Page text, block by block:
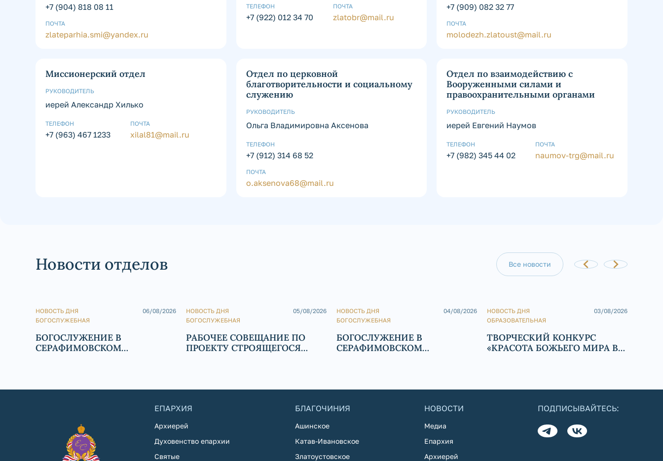
+7 (904) 818 08 11
ПОЧТА
zlateparhia.smi@yandex.ru
ТЕЛЕФОН
+7 (922) 012 34 70
ПОЧТА
zlatobr@mail.ru
+7 (909) 082 32 77
ПОЧТА
molodezh.zlatoust@mail.ru
Миссионерский отдел
РУКОВОДИТЕЛЬ
иерей Александр Хилько
ТЕЛЕФОН
+7 (963) 467 1233
ПОЧТА
xilal81@mail.ru
Отдел по церковной
благотворительности и социальному
служению
РУКОВОДИТЕЛЬ
Ольга Владимировна Аксенова
ТЕЛЕФОН
+7 (912) 314 68 52
ПОЧТА
o.aksenova68@mail.ru
Отдел по взаимодействию с
Вооруженными силами и
правоохранительными органами
РУКОВОДИТЕЛЬ
иерей Евгений Наумов
ТЕЛЕФОН
+7 (982) 345 44 02
ПОЧТА
naumov-trg@mail.ru
Новости отделов Все новости
НОВОСТЬ ДНЯ
БОГОСЛУЖЕБНАЯ
06/08/2026
БОГОСЛУЖЕНИЕ В
СЕРАФИМОВСКОМ
НОВОСТЬ ДНЯ
БОГОСЛУЖЕБНАЯ
05/08/2026
РАБОЧЕЕ СОВЕЩАНИЕ ПО
ПРОЕКТУ СТРОЯЩЕГОСЯ
НОВОСТЬ ДНЯ
БОГОСЛУЖЕБНАЯ
04/08/2026
БОГОСЛУЖЕНИЕ В
СЕРАФИМОВСКОМ
НОВОСТЬ ДНЯ
ОБРАЗОВАТЕЛЬНАЯ
03/08/2026
ТВОРЧЕСКИЙ КОНКУРС
«КРАСОТА БОЖЬЕГО МИРА В
ЕПАРХИЯ
Архиерей
Духовенство епархии
Святые
БЛАГОЧИНИЯ
Ашинское
Катав-Ивановское
Златоустовское
НОВОСТИ
Медиа
Епархия
Архиерей
ПОДПИСЫВАЙТЕСЬ: